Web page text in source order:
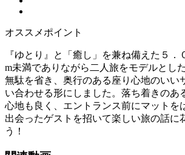
オススメポイント
『ゆとり』と「癒し」を兼ね備えた５．
m未満でありながら二人旅をモデルとし
無駄を省き、奥行のある座り心地のいい
い合わせる形にしました。落ち着きのあ
心地も良く、エントランス前にマットを
出会ったゲストを招いて楽しい旅の話に
う！